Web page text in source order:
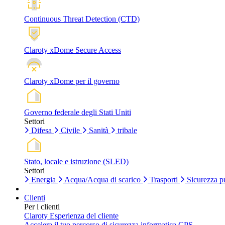
Continuous Threat Detection (CTD)
Claroty xDome Secure Access
Claroty xDome per il governo
Governo federale degli Stati Uniti
Settori
Difesa
Civile Sanità tribale
Stato, locale e istruzione (SLED)
Settori
Energia
Acqua/Acqua di scarico Trasporti Sicurezza
Clienti
Per i clienti
Claroty Esperienza del cliente